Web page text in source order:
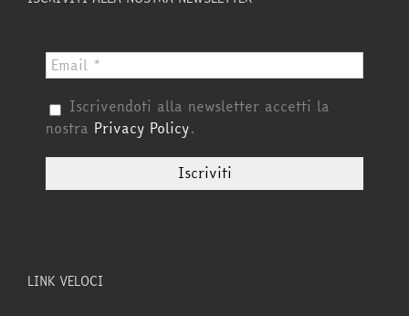
Iscrivendoti alla newsletter accetti la
nostra Privacy Policy.
LINK VELOCI